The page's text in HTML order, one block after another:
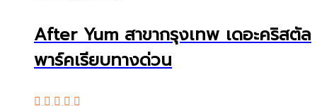
After Yum สาขากรุงเทพ เดอะคริสตัล
พาร์คเรียบทางด่วน